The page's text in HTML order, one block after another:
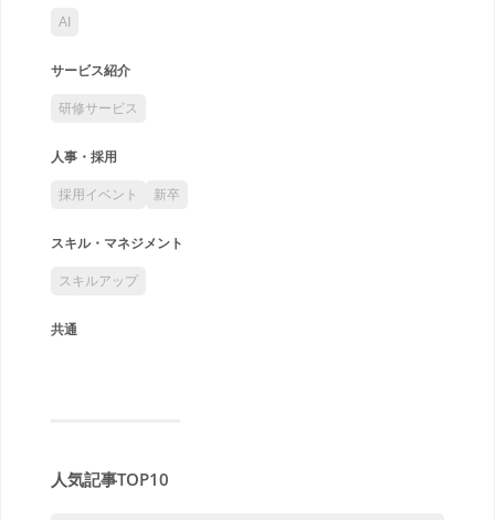
AI
サービス紹介
研修サービス
人事・採用
採用イベント 新卒
スキル・マネジメント
スキルアップ
共通
人気記事TOP10